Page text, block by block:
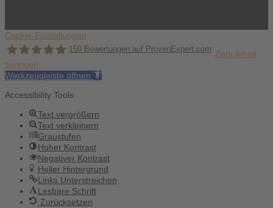
Cookie-Einstellungen
150 Bewertungen auf ProvenExpert.com Zum Inhalt
springen
Werkzeugleiste öffnen
Accessibility Tools
Text vergrößern
Text verkleinern
Graustufen
Hoher Kontrast
Negativer Kontrast
Heller Hintergrund
Links Unterstreichen
Lesbare Schrift
Zurücksetzen